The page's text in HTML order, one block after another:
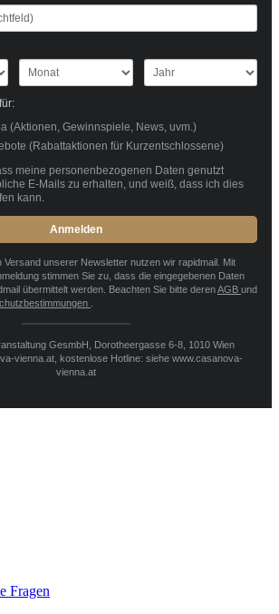
(Aktionen, Gewinnspiele, News, uvm.)
(Rabattaktionen für Kurzentschlossene)
meine personenbezogenen Daten genutzt
E-Mails zu erhalten, und weiß, dass ich dies
kann.
Anmelden
Versand unserer Newsletter nutzen wir rapidmail. Mit
stimmen Sie zu, dass die eingegebenen Daten
übermittelt werden. Beachten Sie bitte derenAGB und
GesmbH, Dorotheergasse 6-8, 1010 Wien
vienna.at, kostenlose Hotline: siehe www.casanova-
vienna.at
Fragen